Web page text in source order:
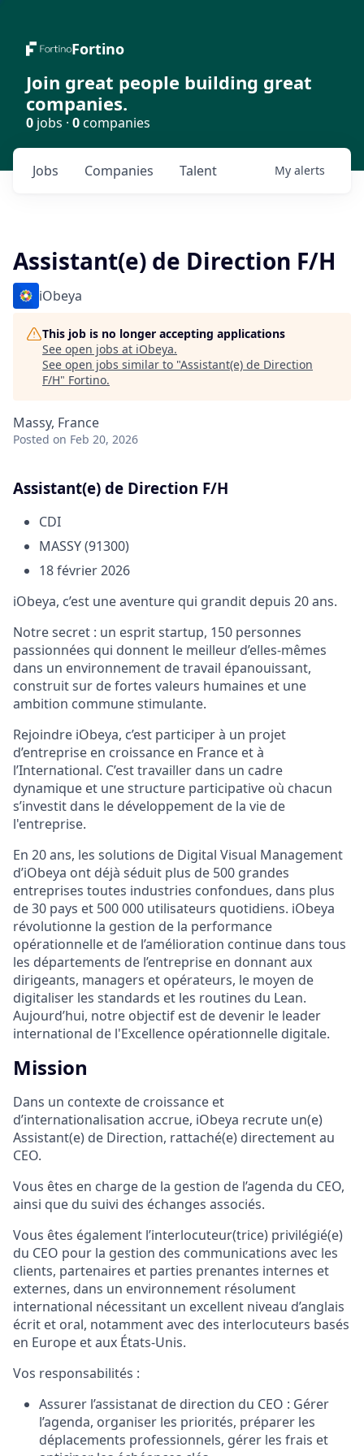
Fortino
Join great people building great
companies.
0 jobs · 0companies
Jobs Companies Talent My alerts
Assistant(e) de Direction F/H
iObeya
This job is no longer accepting applications
See open jobs at iObeya.
See open jobs similar to "Assistant(e) de Direction
F/H" Fortino.
Massy, France
Posted on Feb 20, 2026
Assistant(e) de Direction F/H
CDI
MASSY (91300)
18 février 2026
iObeya, c’est une aventure qui grandit depuis 20 ans.
Notre secret : un esprit startup, 150 personnes
passionnées qui donnent le meilleur d’elles-mêmes
dans un environnement de travail épanouissant,
construit sur de fortes valeurs humaines et une
ambition commune stimulante.
Rejoindre iObeya, c’est participer à un projet
d’entreprise en croissance en France et à
l’International. C’est travailler dans un cadre
dynamique et une structure participative où chacun
s’investit dans le développement de la vie de
l'entreprise.
En 20 ans, les solutions de Digital Visual Management
d’iObeya ont déjà séduit plus de 500 grandes
entreprises toutes industries confondues, dans plus
de 30 pays et 500 000 utilisateurs quotidiens. iObeya
révolutionne la gestion de la performance
opérationnelle et de l’amélioration continue dans tous
les départements de l’entreprise en donnant aux
dirigeants, managers et opérateurs, le moyen de
digitaliser les standards et les routines du Lean.
Aujourd’hui, notre objectif est de devenir le leader
international de l'Excellence opérationnelle digitale.
Mission
Dans un contexte de croissance et
d’internationalisation accrue, iObeya recrute un(e)
Assistant(e) de Direction, rattaché(e) directement au
CEO.
Vous êtes en charge de la gestion de l’agenda du CEO,
ainsi que du suivi des échanges associés.
Vous êtes également l’interlocuteur(trice) privilégié(e)
du CEO pour la gestion des communications avec les
clients, partenaires et parties prenantes internes et
externes, dans un environnement résolument
international nécessitant un excellent niveau d’anglais
écrit et oral, notamment avec des interlocuteurs basés
en Europe et aux États-Unis.
Vos responsabilités :
Assurer l’assistanat de direction du CEO : Gérer
l’agenda, organiser les priorités, préparer les
déplacements professionnels, gérer les frais et